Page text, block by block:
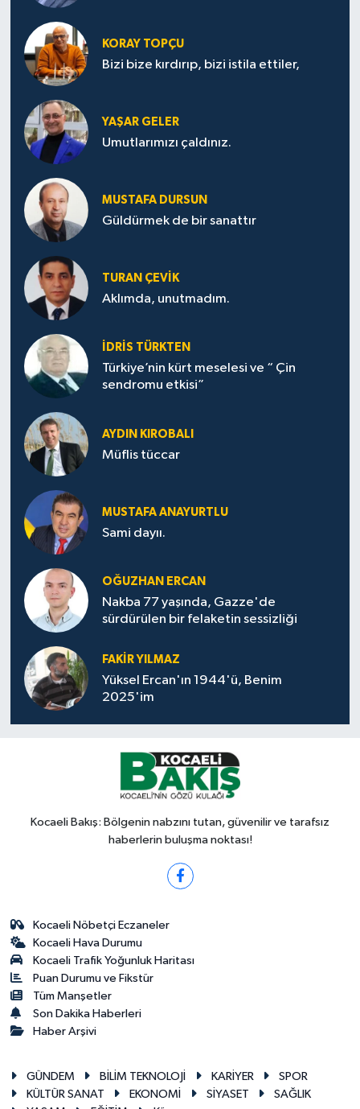
KORAY TOPÇU
Bizi bize kırdırıp, bizi istila ettiler,
YAŞAR GELER
Umutlarımızı çaldınız.
MUSTAFA DURSUN
Güldürmek de bir sanattır
TURAN ÇEVİK
Aklımda, unutmadım.
İDRİS TÜRKTEN
Türkiye’nin kürt meselesi ve “ Çin
sendromu etkisi”
AYDIN KIROBALI
Müflis tüccar
MUSTAFA ANAYURTLU
Sami dayıı.
OĞUZHAN ERCAN
Nakba 77 yaşında, Gazze'de
sürdürülen bir felaketin sessizliği
FAKİR YILMAZ
Yüksel Ercan'ın 1944'ü, Benim
2025'im
Kocaeli Bakış: Bölgenin nabzını tutan, güvenilir ve tarafsız
haberlerin buluşma noktası!
Kocaeli Nöbetçi Eczaneler
Kocaeli Hava Durumu
Kocaeli Trafik Yoğunluk Haritası
Puan Durumu ve Fikstür
Tüm Manşetler
Son Dakika Haberleri
Haber Arşivi
GÜNDEM BİLİM TEKNOLOJİ KARİYER
SPOR
KÜLTÜR SANAT
EKONOMİ SİYASET
SAĞLIK